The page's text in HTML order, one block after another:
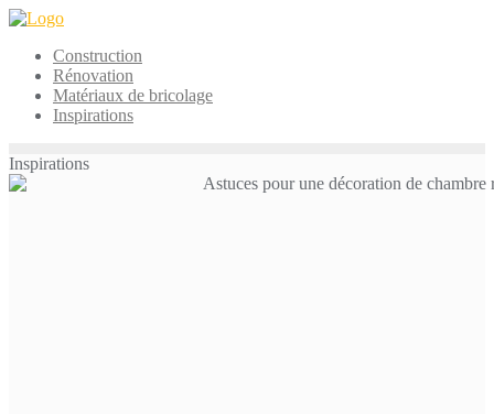
Skip
contentConstruction
Rénovation
Matériaux de bricolage
Inspirations
Inspirations